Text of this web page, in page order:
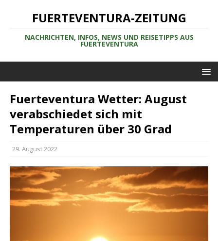
FUERTEVENTURA-ZEITUNG
NACHRICHTEN, INFOS, NEWS UND REISETIPPS AUS
FUERTEVENTURA
Fuerteventura Wetter: August
verabschiedet sich mit
Temperaturen über 30 Grad
29. August 2022